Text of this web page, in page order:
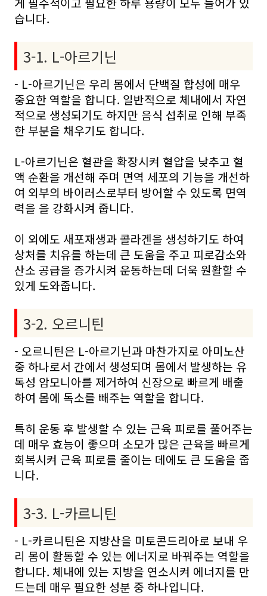
습니다.
3-1. L-아르기닌
- L-아르기닌은 우리 몸에서 단백질 합성에 매우
중요한 역할을 합니다. 일반적으로 체내에서 자연
적으로 생성되기도 하지만 음식 섭취로 인해 부족
한 부분을 채우기도 합니다.
L-아르기닌은 혈관을 확장시켜 혈압을 낮추고 혈
액 순환을 개선해 주며 면역 세포의 기능을 개선하
여 외부의 바이러스로부터 방어할 수 있도록 면역
력을 을 강화시켜 줍니다.
이 외에도 새포재생과 콜라겐을 생성하기도 하여
상처를 치유를 하는데 큰 도움을 주고 피로감소와
산소 공급을 증가시켜 운동하는데 더욱 원활할 수
있게 도와줍니다.
3-2. 오르니틴
- 오르니틴은 L-아르기닌과 마찬가지로 아미노산
중 하나로서 간에서 생성되며 몸에서 발생하는 유
독성 암모니아를 제거하여 신장으로 빠르게 배출
하여 몸에 독소를 빼주는 역할을 합니다.
특히 운동 후 발생할 수 있는 근육 피로를 풀어주는
데 매우 효능이 좋으며 소모가 많은 근육을 빠르게
회복시켜 근육 피로를 줄이는 데에도 큰 도움을 줍
니다.
3-3. L-카르니틴
- L-카르니틴은 지방산을 미토콘드리아로 보내 우
리 몸이 활동할 수 있는 에너지로 바꿔주는 역할을
합니다. 체내에 있는 지방을 연소시켜 에너지를 만
드는데 매우 필요한 성분 중 하나입니다.